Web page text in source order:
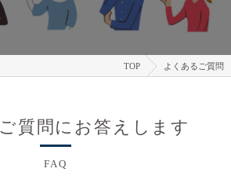
TOP よくあるご質問
質問にお答えします
FAQ